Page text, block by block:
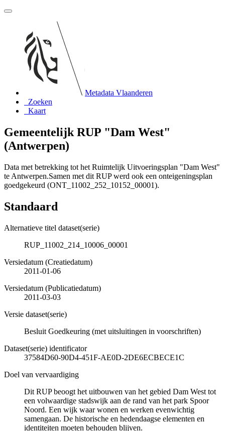
Metadata Vlaanderen
Zoeken
Kaart
Gemeentelijk RUP "Dam West"
(Antwerpen)
Data met betrekking tot het Ruimtelijk Uitvoeringsplan "Dam West"
te Antwerpen.Samen met dit RUP werd ook een onteigeningsplan
goedgekeurd (ONT_11002_252_10152_00001).
Standaard
Alternatieve titel dataset(serie)
RUP_11002_214_10006_00001
Versiedatum (Creatiedatum)
2011-01-06
Versiedatum (Publicatiedatum)
2011-03-03
Versie dataset(serie)
Besluit Goedkeuring (met uitsluitingen in voorschriften)
Dataset(serie) identificator
37584D60-90D4-451F-AE0D-2DE6ECBECE1C
Doel van vervaardiging
Dit RUP beoogt het uitbouwen van het gebied Dam West tot
een volwaardige stadswijk aan de rand van het park Spoor
Noord. Een wijk waar wonen en werken evenwichtig
samengaan. De historische en hedendaagse elementen en
identiteiten moeten behouden blijven.